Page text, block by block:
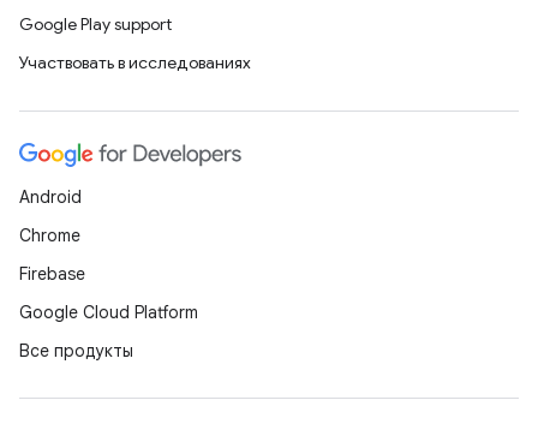
Google Play support
Участвовать в исследованиях
Android
Chrome
Firebase
Google Cloud Platform
Все продукты